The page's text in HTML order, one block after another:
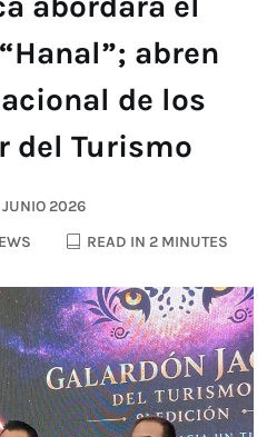
abren
de los
del Turismo
JUNIO 2026
READ IN 2 MINUTES